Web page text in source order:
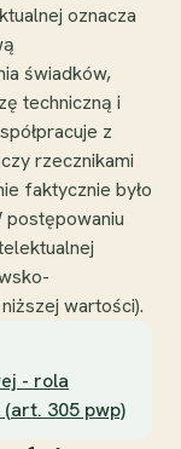
oznacza
świadków,
techniczną i
z
rzecznikami
faktycznie było
postępowaniu
wartości).
- rola
305 pwp)